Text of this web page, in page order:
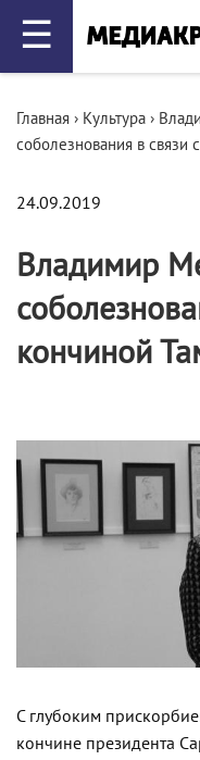
☰
Главная › Культура ›
соболезнования в связи
24.09.2019
Владимир
кончиной
С глубоким
кончине президента